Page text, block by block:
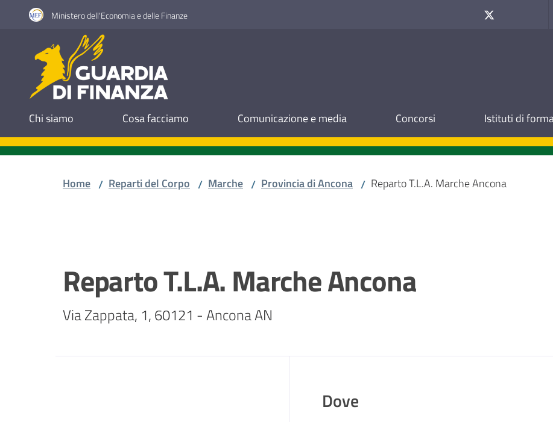
Vai al contenuto
Vai alla navigazione
Vai al footer Ministero dell'Economia e delle Finanze
Guardia di Finanza
Chi siamo Cosa facciamo Comunicazione e media Concorsi Istituti di
Home / Reparti del Corpo / Marche / Provincia di Ancona / Reparto T.L.A. Marche Ancona
Reparto T.L.A. Marche Ancona
Via Zappata, 1, 60121 - Ancona AN
Dove